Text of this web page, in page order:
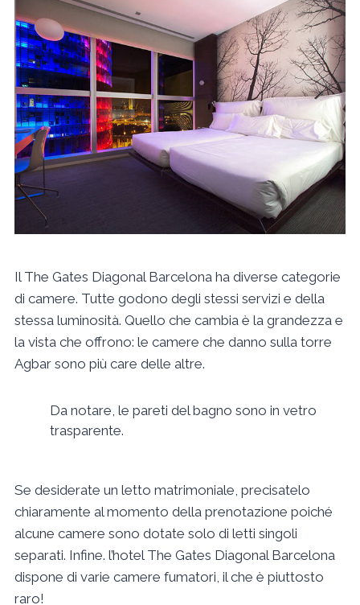
Il The Gates Diagonal Barcelona ha diverse categorie
di camere. Tutte godono degli stessi servizi e della
stessa luminosità. Quello che cambia è la grandezza e
la vista che offrono: le camere che danno sulla torre
Agbar sono più care delle altre.
Da notare, le pareti del bagno sono in vetro
trasparente.
Se desiderate un letto matrimoniale, precisatelo
chiaramente al momento della prenotazione poiché
alcune camere sono dotate solo di letti singoli
separati. Infine. l’hotel The Gates Diagonal Barcelona
dispone di varie camere fumatori, il che è piuttosto
raro!